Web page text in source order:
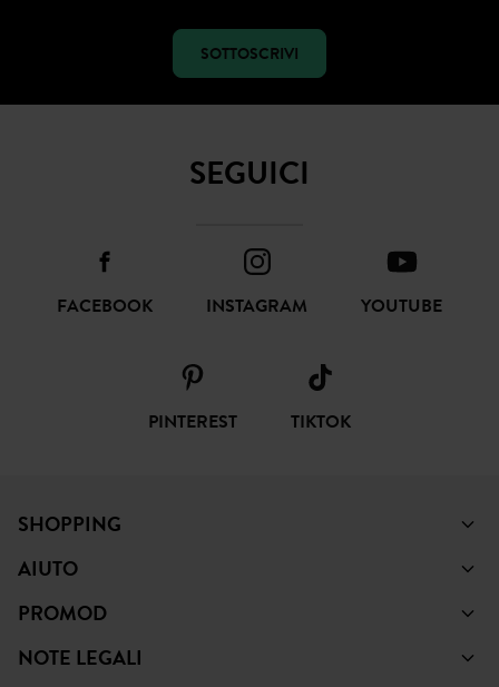
SOTTOSCRIVI
SEGUICI
FACEBOOK INSTAGRAM YOUTUBE
PINTEREST TIKTOK
SHOPPING
AIUTO
PROMOD
NOTE LEGALI